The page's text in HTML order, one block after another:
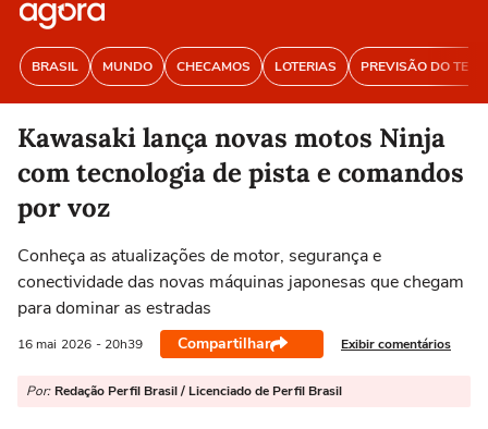
BRASIL MUNDO CHECAMOS LOTERIAS PREVISÃO DO
Kawasaki lança novas motos Ninja
com tecnologia de pista e comandos
por voz
Conheça as atualizações de motor, segurança e
conectividade das novas máquinas japonesas que chegam
para dominar as estradas
16 mai 2026 - 20h39 Compartilhar Exibir comentários
Por: Redação Perfil Brasil / Licenciado de Perfil Brasil